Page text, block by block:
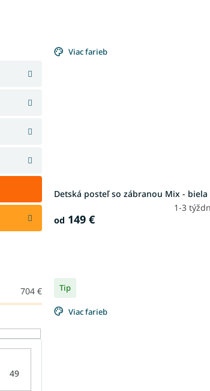
704 €
49
Viac farieb
Detská posteľ so zábranou Mix - biela
1-3
od 149 €
Tip
Viac farieb